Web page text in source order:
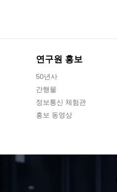
연구원 홍보
50년사
간행물
정보통신 체험관
홍보 동영상